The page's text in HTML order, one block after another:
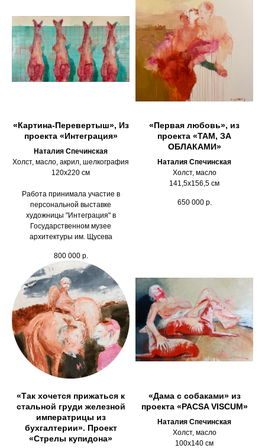
«Картина-Перевертыш», Из
проекта «Интеграция»
Наталия Спечинская
Холст, масло, акрил, шелкография
120х220 см
Работа принимала участие в
персональной выставке
художницы "Интеграция" в
Государственном музее
архитектуры им. Щусева
800 000 р.
«Первая любовь», из
проекта «ТАМ, ЗА
ОБЛАКАМИ»
Наталия Спечинская
Холст, масло
141,5х156,5 см
650 000 р.
«Так хочется прижаться к
стальной груди железной
императрицы из
бухгалтерии». Проект
«Стрелы купидона»
«Дама с собаками» из
проекта «PACSA VISCUM»
Наталия Спечинская
Холст, масло
100х140 см